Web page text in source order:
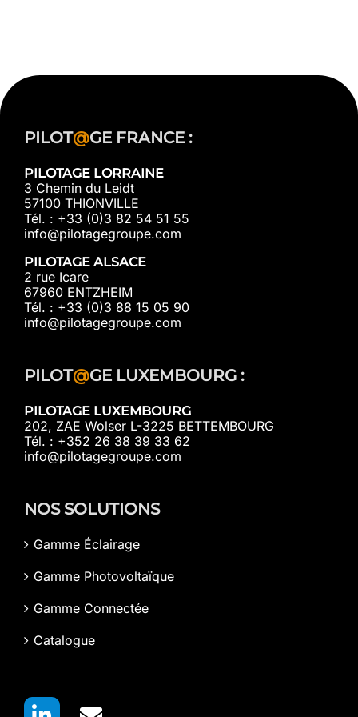
PILOT@GE FRANCE :
PILOTAGE LORRAINE
3 Chemin du Leidt
57100 THIONVILLE
Tél. : +33 (0)3 82 54 51 55
info@pilotagegroupe.com
PILOTAGE ALSACE
2 rue Icare
67960 ENTZHEIM
Tél. : +33 (0)3 88 15 05 90
info@pilotagegroupe.com
PILOT@GE LUXEMBOURG :
PILOTAGE LUXEMBOURG
202, ZAE Wolser L-3225 BETTEMBOURG
Tél. : +352 26 38 39 33 62
info@pilotagegroupe.com
NOS SOLUTIONS
Gamme Éclairage
Gamme Photovoltaïque
Gamme Connectée
Catalogue